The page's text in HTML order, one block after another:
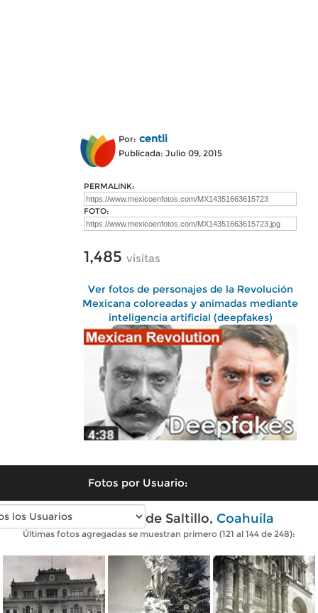
Por: centli
Publicada: Julio 09, 2015
PERMALINK:
FOTO:
1,485 visitas
Ver fotos de personajes de la Revolución
Mexicana coloreadas y animadas mediante
inteligencia artificial (deepfakes)
Fotos por Usuario:
Fotos antiguas de Saltillo, Coahuila
Últimas fotos agregadas se muestran primero (121 al 144 de 248):